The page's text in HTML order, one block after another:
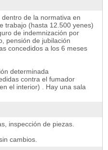
de la normativa en
trabajo (hasta 12.500 yenes)
de indemnización por
pensión de jubilación
concedidos a los 6 meses
determinada
contra el fumador
el interior) . Hay una sala
inspección de piezas.
cambios.